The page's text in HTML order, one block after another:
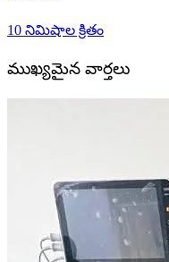
10 నిమిషాల క్రితం
ముఖ్యమైన వార్తలు